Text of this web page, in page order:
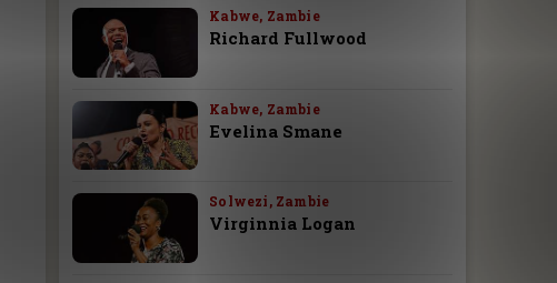
Kabwe, Zambie
Richard Fullwood
Kabwe, Zambie
Evelina Smane
Solwezi, Zambie
Virginnia Logan